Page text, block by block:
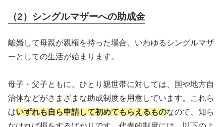
（2）シングルマザーへの助成金
離婚して母親が親権を持った場合、いわゆるシングルマザ
ーとしての生活が始まります。
母子・父子ともに、ひとり親世帯に対しては、国や地方自
治体などがさまざまな助成制度を用意しています。これら
はいずれも自ら申請して初めてもらえるものなので、知ら